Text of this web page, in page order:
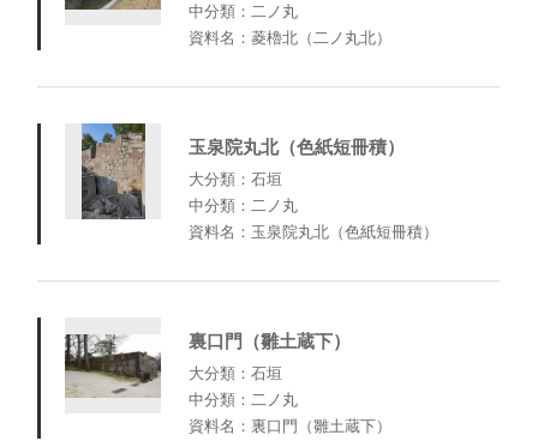
中分類：二ノ丸
資料名：菱櫓北（二ノ丸北）
玉泉院丸北（色紙短冊積）
大分類：石垣
中分類：二ノ丸
資料名：玉泉院丸北（色紙短冊積）
裏口門（雛土蔵下）
大分類：石垣
中分類：二ノ丸
資料名：裏口門（雛土蔵下）